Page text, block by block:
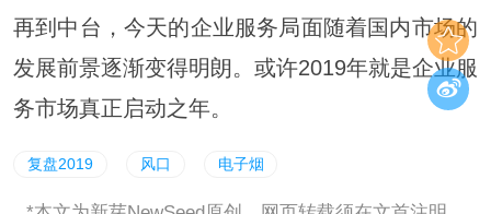
再到中台，今天的企业服务局面随着国内市场的
发展前景逐渐变得明朗。或许2019年就是企业服
务市场真正启动之年。
复盘2019 风口 电子烟